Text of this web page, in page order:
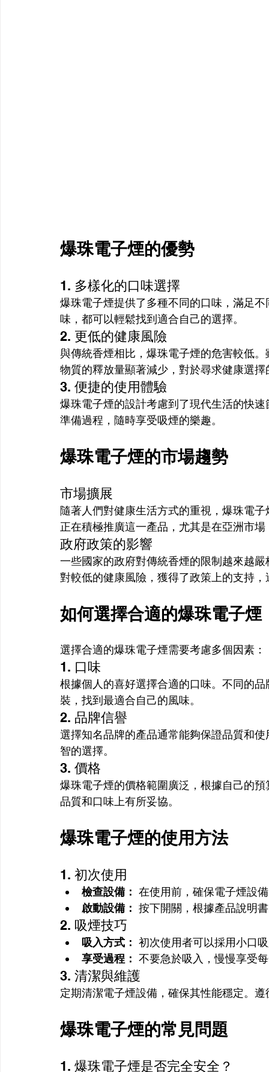
爆珠電子煙的優勢
1. 多樣化的口味選擇
爆珠電子煙提供了多種不同的口味，滿足
味，都可以輕鬆找到適合自己的選擇。
2. 更低的健康風險
與傳統香煙相比，爆珠電子煙的危害較低
物質的釋放量顯著減少，對於尋求健康選
3. 便捷的使用體驗
爆珠電子煙的設計考慮到了現代生活的快
準備過程，隨時享受吸煙的樂趣。
爆珠電子煙的市場趨勢
市場擴展
隨著人們對健康生活方式的重視，爆珠電
正在積極推廣這一產品，尤其是在亞洲市
政府政策的影響
一些國家的政府對傳統香煙的限制越來越
對較低的健康風險，獲得了政策上的支持
如何選擇合適的爆珠電子煙
選擇合適的爆珠電子煙需要考慮多個因素：
1. 口味
根據個人的喜好選擇合適的口味。不同的
裝，找到最適合自己的風味。
2. 品牌信譽
選擇知名品牌的產品通常能夠保證品質和
智的選擇。
3. 價格
爆珠電子煙的價格範圍廣泛，根據自己的
品質和口味上有所妥協。
爆珠電子煙的使用方法
1. 初次使用
檢查設備： 在使用前，確保電子煙設
啟動設備： 按下開關，根據產品說明
2. 吸煙技巧
吸入方式： 初次使用者可以採用小口
享受過程： 不要急於吸入，慢慢享受
3. 清潔與維護
定期清潔電子煙設備，確保其性能穩定。
爆珠電子煙的常見問題
1. 爆珠電子煙是否完全安全？